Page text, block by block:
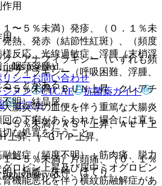
用
〜５％未満）発疹、（０．１％未
熱、発赤（結節性紅斑）、（頻度
反応、光線過敏症、浮腫（末梢浮
咽頭浮腫）。
５％未満）ＢＵＮ上昇、クレアチ
明）結晶尿。
５％未満）ＡＳＴ上昇、ＡＬＴ上
上昇、γ−ＧＴＰ上昇。
〜５％未満）片頭痛、（０．１％
）頻脈、失神、ほてり。
、アナフィラキシー（いずれも頻
フィラキシー（呼吸困難、浮腫、
ことがある。
腸炎等の血便を伴う重篤な大腸炎
の下痢があらわれた場合には直ち
な処置を行うこと。
解症（頻度不明）：筋肉痛、脱力
ロビン上昇及び尿中ミオグロビン
機能悪化を伴う横紋筋融解症があ
reserved.
リシーお問い合わせ
ジメン CTCAE
抗菌薬ガイド
ポスト
reserved.